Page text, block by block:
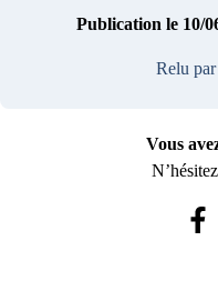
Publication le 10/
Relu
Vous